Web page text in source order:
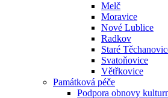
Melč
Moravice
Nové Lublice
Radkov
Staré
Svatoňovice
Větřkovice
Památková péče
Podpora obnovy